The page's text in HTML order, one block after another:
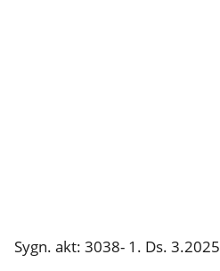
Sygn. akt: 3038- 1. Ds. 3.2025